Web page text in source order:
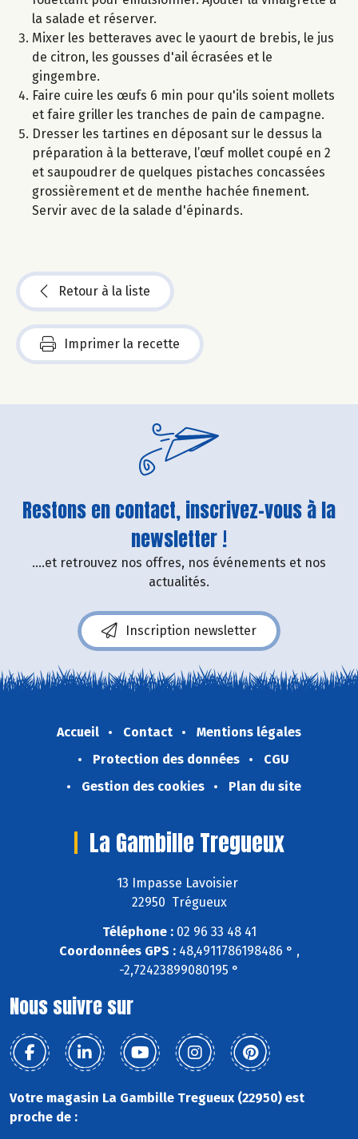
la salade et réserver.
Mixer les betteraves avec le yaourt de brebis, le jus
de citron, les gousses d'ail écrasées et le
gingembre.
Faire cuire les œufs 6 min pour qu'ils soient mollets
et faire griller les tranches de pain de campagne.
Dresser les tartines en déposant sur le dessus la
préparation à la betterave, l’œuf mollet coupé en 2
et saupoudrer de quelques pistaches concassées
grossièrement et de menthe hachée finement.
Servir avec de la salade d'épinards.
Retour à la liste
Imprimer la recette
Restons en contact, inscrivez-vous à la
newsletter !
....et retrouvez nos offres, nos événements et nos
actualités.
Inscription newsletter
Accueil Contact
Mentions légales
Protection des données
CGU
Gestion des cookies
Plan du site
La Gambille Tregueux
13 Impasse Lavoisier
22950 Trégueux
Téléphone :02 96 33 48 41
Coordonnées GPS :48,4911786198486 ° ,
-2,72423899080195 °
Nous suivre sur
Votre magasin La Gambille Tregueux (22950) est
proche de :